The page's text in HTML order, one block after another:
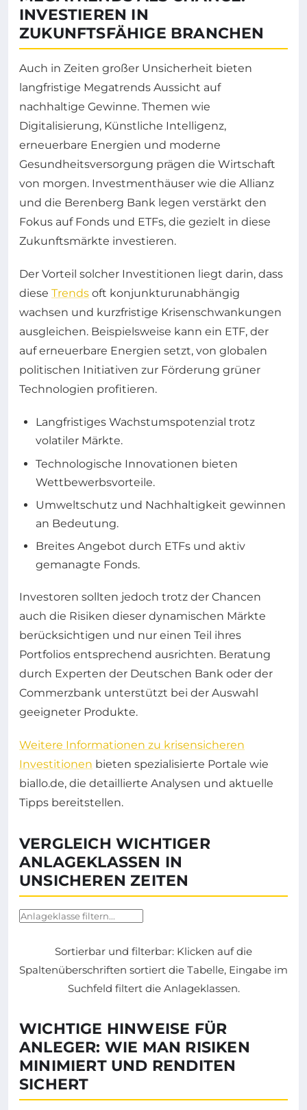
INVESTIEREN IN
ZUKUNFTSFÄHIGE BRANCHEN
Auch in Zeiten großer Unsicherheit bieten
langfristige Megatrends Aussicht auf
nachhaltige Gewinne. Themen wie
Digitalisierung, Künstliche Intelligenz,
erneuerbare Energien und moderne
Gesundheitsversorgung prägen die Wirtschaft
von morgen. Investmenthäuser wie die Allianz
und die Berenberg Bank legen verstärkt den
Fokus auf Fonds und ETFs, die gezielt in diese
Zukunftsmärkte investieren.
Der Vorteil solcher Investitionen liegt darin, dass
diese Trends oft konjunkturunabhängig
wachsen und kurzfristige Krisenschwankungen
ausgleichen. Beispielsweise kann ein ETF, der
auf erneuerbare Energien setzt, von globalen
politischen Initiativen zur Förderung grüner
Technologien profitieren.
Langfristiges Wachstumspotenzial trotz
volatiler Märkte.
Technologische Innovationen bieten
Wettbewerbsvorteile.
Umweltschutz und Nachhaltigkeit gewinnen
an Bedeutung.
Breites Angebot durch ETFs und aktiv
gemanagte Fonds.
Investoren sollten jedoch trotz der Chancen
auch die Risiken dieser dynamischen Märkte
berücksichtigen und nur einen Teil ihres
Portfolios entsprechend ausrichten. Beratung
durch Experten der Deutschen Bank oder der
Commerzbank unterstützt bei der Auswahl
geeigneter Produkte.
Weitere Informationen zu krisensicheren
Investitionen bieten spezialisierte Portale wie
biallo.de, die detaillierte Analysen und aktuelle
Tipps bereitstellen.
VERGLEICH WICHTIGER
ANLAGEKLASSEN IN
UNSICHEREN ZEITEN
Sortierbar und filterbar: Klicken auf die
Spaltenüberschriften sortiert die Tabelle, Eingabe im
Suchfeld filtert die Anlageklassen.
WICHTIGE HINWEISE FÜR
ANLEGER: WIE MAN RISIKEN
MINIMIERT UND RENDITEN
SICHERT